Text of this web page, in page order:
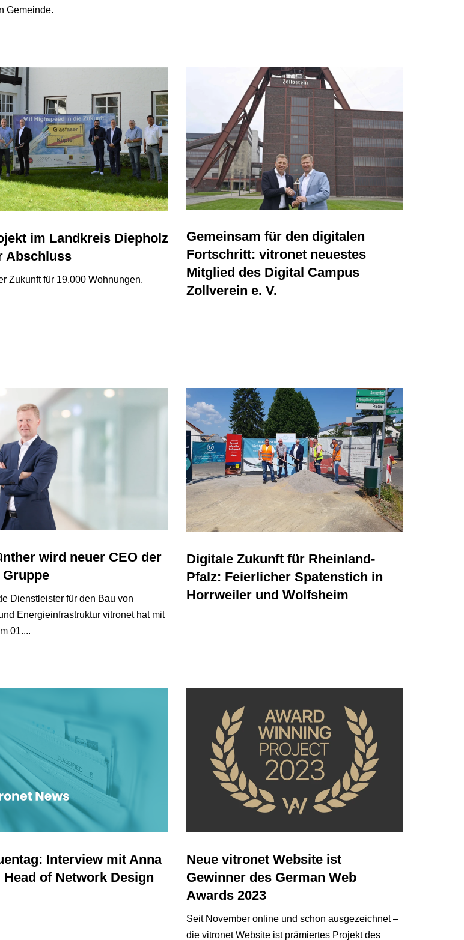
Gemeinde.
im Landkreis Diepholz
Abschluss
Zukunft für 19.000 Wohnungen.
Gemeinsam für den digitalen
Fortschritt: vitronet neuestes
Mitglied des Digital Campus
Zollverein e. V.
wird neuer CEO der
Dienstleister für den Bau von
Energieinfrastruktur vitronet hat mit
01....
Digitale Zukunft für Rheinland-
Pfalz: Feierlicher Spatenstich in
Horrweiler und Wolfsheim
Interview mit Anna
Head of Network Design
Neue vitronet Website ist
Gewinner des German Web
Awards 2023
Seit November online und schon ausgezeichnet –
die vitronet Website ist prämiertes Projekt des